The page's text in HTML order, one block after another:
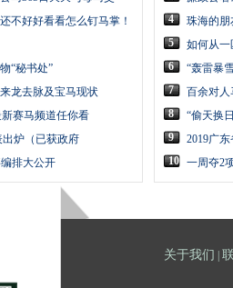
不好好看看怎么钉马掌！
“秘书处”
龙去脉及宝马现状
赛马频道任你看
出炉（已获政府
排大公开
4
珠海的
5
如何从一
6
“轰雷暴
7
百余对人
8
“偷天换
9
2019广
10 一周夺2
关于我们